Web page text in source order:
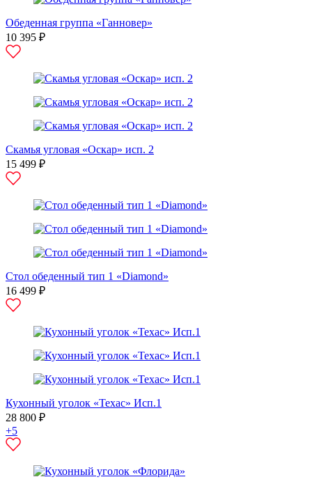
Обеденная группа «Ганновер»
10 395 ₽
Скамья угловая «Оскар» исп. 2
15 499 ₽
Стол обеденный тип 1 «Diamond»
16 499 ₽
Кухонный уголок «Техас» Исп.1
28 800 ₽
+5